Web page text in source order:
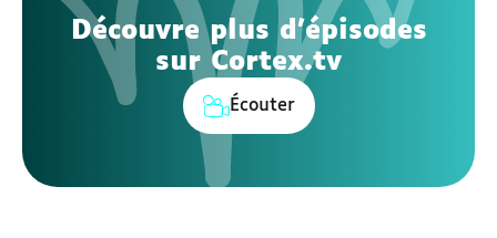
Découvre plus d'épisodes
sur Cortex.tv
Écouter